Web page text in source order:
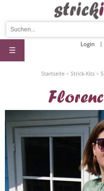
Login
☰
Startseite» Strick-Kits»